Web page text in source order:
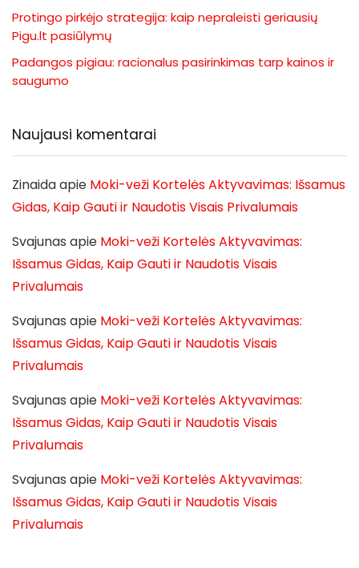
Protingo pirkėjo strategija: kaip nepraleisti geriausių
Pigu.lt pasiūlymų
Padangos pigiau: racionalus pasirinkimas tarp kainos ir
saugumo
Naujausi komentarai
Zinaidaapie Moki-veži Kortelės Aktyvavimas: Išsamus
Gidas, Kaip Gauti ir Naudotis Visais Privalumais
Svajunas apie Moki-veži Kortelės Aktyvavimas:
Išsamus Gidas, Kaip Gauti ir Naudotis Visais
Privalumais
Svajunas apie Moki-veži Kortelės Aktyvavimas:
Išsamus Gidas, Kaip Gauti ir Naudotis Visais
Privalumais
Svajunas apie Moki-veži Kortelės Aktyvavimas:
Išsamus Gidas, Kaip Gauti ir Naudotis Visais
Privalumais
Svajunas apie Moki-veži Kortelės Aktyvavimas:
Išsamus Gidas, Kaip Gauti ir Naudotis Visais
Privalumais